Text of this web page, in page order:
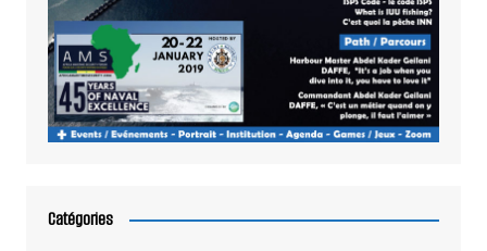
Catégories